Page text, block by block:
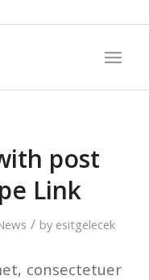
post
Link
/ by esitgelecek
consectetuer